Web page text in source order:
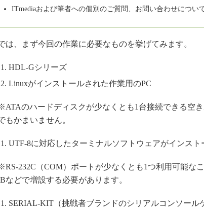
ITmediaおよび筆者への個別のご質問、お問い合わせについ
は、まず今回の作業に必要なものを挙げてみます。
HDL-Gシリーズ
Linuxがインストールされた作業用のPC
のハードディスクが少なくとも1台接続できる空
もかまいません。
UTF-8に対応したターミナルソフトウェアがインスト
232C（COM）ポートが少なくとも1つ利用可能な
などで増設する必要があります。
SERIAL-KIT（挑戦者ブランドのシリアルコンソール